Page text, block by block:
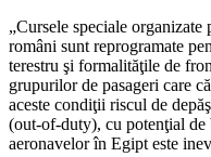
„Cursele speciale organizate
români sunt reprogramate
terestru şi formalităţile de
grupurilor de pasageri care
aceste condiţii riscul de
(out-of-duty), cu potenţial de
aeronavelor în Egipt este